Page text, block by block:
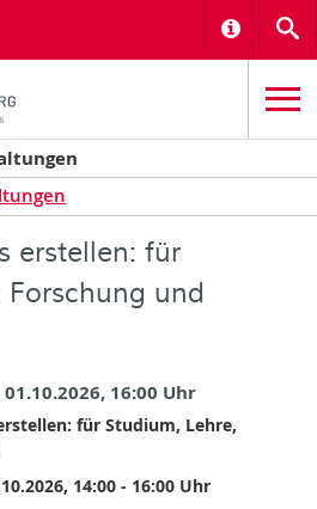
erstellen: für
Forschung und
16:00 Uhr
für Studium, Lehre,
14:00 - 16:00 Uhr